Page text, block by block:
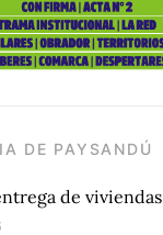
DE PAYSANDÚ
de viviendas